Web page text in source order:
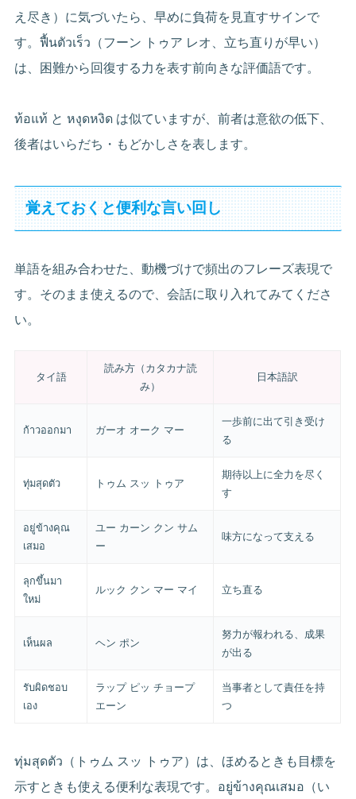
え尽き）に気づいたら、早めに負荷を見直すサインで
す。ฟื้นตัวเร็ว（フーン トゥア レオ、立ち直りが早い）
は、困難から回復する力を表す前向きな評価語です。
ท้อแท้ と หงุดหงิด は似ていますが、前者は意欲の低下、
後者はいらだち・もどかしさを表します。
覚えておくと便利な言い回し
単語を組み合わせた、動機づけで頻出のフレーズ表現で
す。そのまま使えるので、会話に取り入れてみてくださ
い。
タイ語
読み方（カタカナ読
み）
日本語訳
ก้าวออกมา ガーオ オーク マー
一歩前に出て引き受け
る
ทุ่มสุดตัว トゥム スッ トゥア
期待以上に全力を尽く
す
อยู่ข้างคุณ
เสมอ
ユー カーン クン サム
ー
味方になって支える
ลุกขึ้นมา
ใหม่
ルック クン マー マイ 立ち直る
เห็นผล ヘン ポン
努力が報われる、成果
が出る
รับผิดชอบ
เอง
ラップ ピッ チョープ
エーン
当事者として責任を持
つ
ทุ่มสุดตัว（トゥム スッ トゥア）は、ほめるときも目標を
示すときも使える便利な表現です。อยู่ข้างคุณเสมอ（い